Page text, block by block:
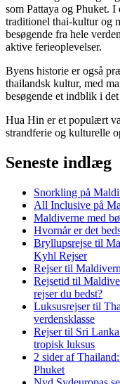
som Pattaya og Phuket.
traditionel thai-kultur og
besøgende fra hele
aktive ferieoplevelser.
Byens historie er også
thailandsk kultur, med
besøgende et indblik i
Hua Hin er et populært
strandferie og kulturelle
Seneste indlæg
Snorkling på
All Inclusive på
Maldiverne med
Hvornår er det
Bryllupsrejse til
Kyhl Rejser
Rejser til
Rejsetid til
rejser du bedst?
Luksusrejser til
verdensklasse
Rejser til Sri
tropisk luksus
2 sider af
Phuket